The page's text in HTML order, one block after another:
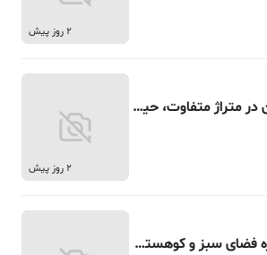
2 روز پیش
65 متر، شیان، شیان در متراژ متفاوت، حیاط خلوت
2 روز پیش
64 متر، شیان، منظره فضای سبز و کوهستان